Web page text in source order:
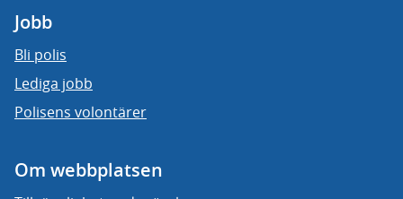
Jobb
Bli polis
Lediga jobb
Polisens volontärer
Om webbplatsen